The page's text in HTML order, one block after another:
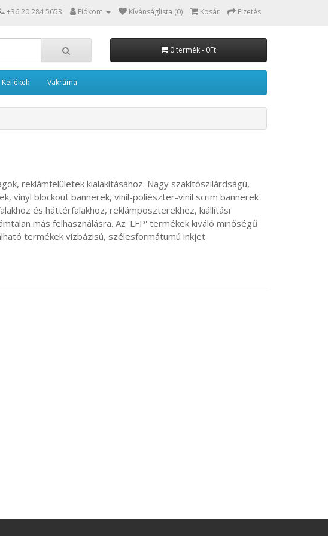
+36 20 284 5653 Fiókom Kívánságlista (0) Kosár Fizetés
0 termék - 0Ft
Kellékek Vakráma
reklámfelületek kialakításához. Nagy szakítószilárdságú,
vinyl blockout bannerek, vinil-poliészter-vinil scrim bannerek
és háttérfalakhoz, reklámposzterekhez, kiállítási
más felhasználásra. Az 'LFP' termékek kiváló minőségű
termékek vízbázisú, szélesformátumú inkjet